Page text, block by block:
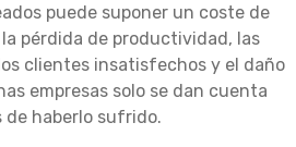
puede suponer un coste de
pérdida de productividad, las
clientes insatisfechos y el daño
empresas solo se dan cuenta
de haberlo sufrido.